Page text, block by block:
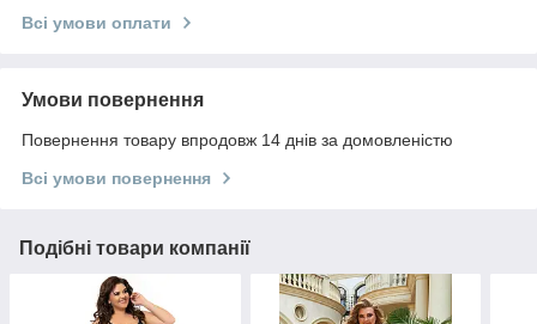
Всі умови оплати
Умови повернення
Повернення товару впродовж 14 днів за домовленістю
Всі умови повернення
Подібні товари компанії